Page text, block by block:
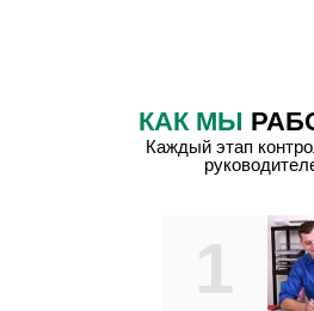
КАК МЫ
Каждый этап
1